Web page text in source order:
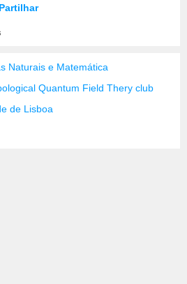
Partilhar
Naturais e Matemática
Quantum Field Thery club
de Lisboa